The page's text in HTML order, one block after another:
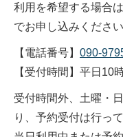
利用を希望する場合
でお申し込みください
【電話番号】 090-
【受付時間】平日10
受付時間外、土曜・
り、予約受付は行っ